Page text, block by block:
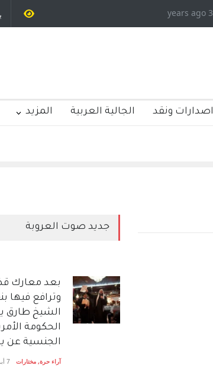
دكريات بغداد ٍ: عاشها وكتبها :وليد رباح – نيوجرسي – الولايات 3 years ago
اصدارات ونقد الجالية العربية المزيد
جديد صوت العروبة
بعد معارك
وترافع فيها
الشيخ طارق
الحكومة
الجنسية عن
آراء حرة, مختارات 7 أبريل، 2023